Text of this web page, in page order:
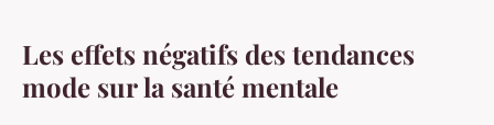
Les effets négatifs des tendances
mode sur la santé mentale